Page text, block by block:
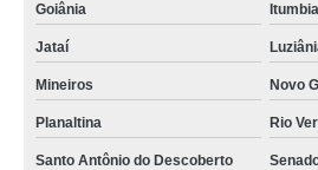
Goiânia
Jataí
Mineiros Novo
Planaltina Rio
Santo Antônio do Descoberto